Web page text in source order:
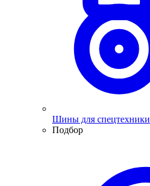
Шины для спецтехники
Подбор